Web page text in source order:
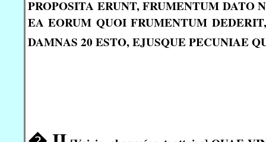
PROPOSITA ERUNT, FRUMENTUM DATO
EA EORUM QUOI FRUMENTUM
DAMNAS 20 ESTO, EJUSQUE PECUNIAE